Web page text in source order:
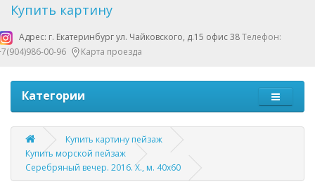
Купить картину
Адрес: г. Екатеринбург ул. Чайковского, д.15 офис 38Телефон:
00-96
Карта проезда
Категории
Купить картину пейзаж
Купить морской пейзаж
Серебряный вечер. 2016. Х., м. 40х60